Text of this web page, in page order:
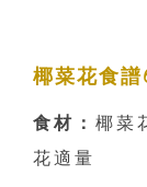
椰菜花食
食材： 椰菜
花適量